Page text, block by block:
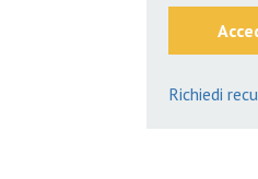
Richiedi